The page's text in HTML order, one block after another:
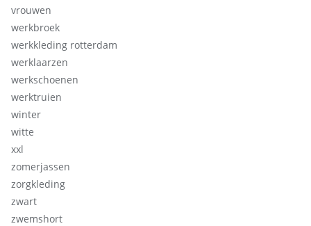
vrouwen
werkbroek
werkkleding rotterdam
werklaarzen
werkschoenen
werktruien
winter
witte
xxl
zomerjassen
zorgkleding
zwart
zwemshort